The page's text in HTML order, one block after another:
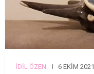
İDIL ÖZEN 6 EKIM 2021